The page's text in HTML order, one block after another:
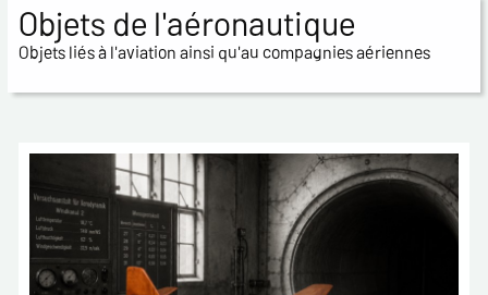
Objets de l'aéronautique
Objets liés à l'aviation ainsi qu'au compagnies aériennes